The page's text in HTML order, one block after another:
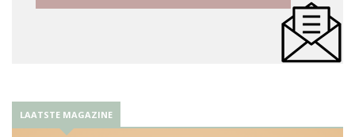
LAATSTE MAGAZINE